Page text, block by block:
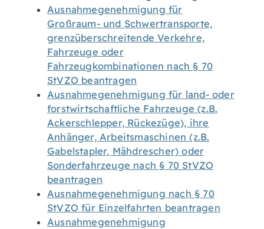
Ausnahmegenehmigung für
Großraum- und Schwertransporte,
grenzüberschreitende Verkehre,
Fahrzeuge oder
Fahrzeugkombinationen nach § 70
StVZO beantragen
Ausnahmegenehmigung für land- oder
forstwirtschaftliche Fahrzeuge (z.B.
Ackerschlepper, Rückezüge), ihre
Anhänger, Arbeitsmaschinen (z.B.
Gabelstapler, Mähdrescher) oder
Sonderfahrzeuge nach § 70 StVZO
beantragen
Ausnahmegenehmigung nach § 70
StVZO für Einzelfahrten beantragen
Ausnahmegenehmigung